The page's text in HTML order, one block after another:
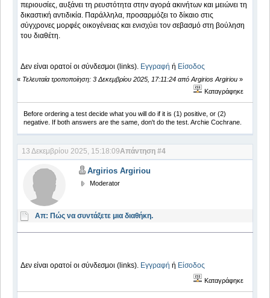
περιουσίες, αυξάνει τη ρευστότητα στην αγορά ακινήτων και μειώνει τη
δικαστική αντιδικία. Παράλληλα, προσαρμόζει το δίκαιο στις
σύγχρονες μορφές οικογένειας και ενισχύει τον σεβασμό στη βούληση
του διαθέτη.
Δεν είναι ορατοί οι σύνδεσμοι (links). Εγγραφή ή Είσοδος
« Τελευταία τροποποίηση: 3 Δεκεμβρίου 2025, 17:11:24 από Argirios Argiriou »
Καταγράφηκε
Before ordering a test decide what you will do if it is (1) positive, or (2)
negative. If both answers are the same, don't do the test. Archie Cochrane.
13 Δεκεμβρίου 2025, 15:18:09Απάντηση #4
Argirios Argiriou
Moderator
Απ: Πώς να συντάξετε μια διαθήκη.
Δεν είναι ορατοί οι σύνδεσμοι (links). Εγγραφή ή Είσοδος
Καταγράφηκε